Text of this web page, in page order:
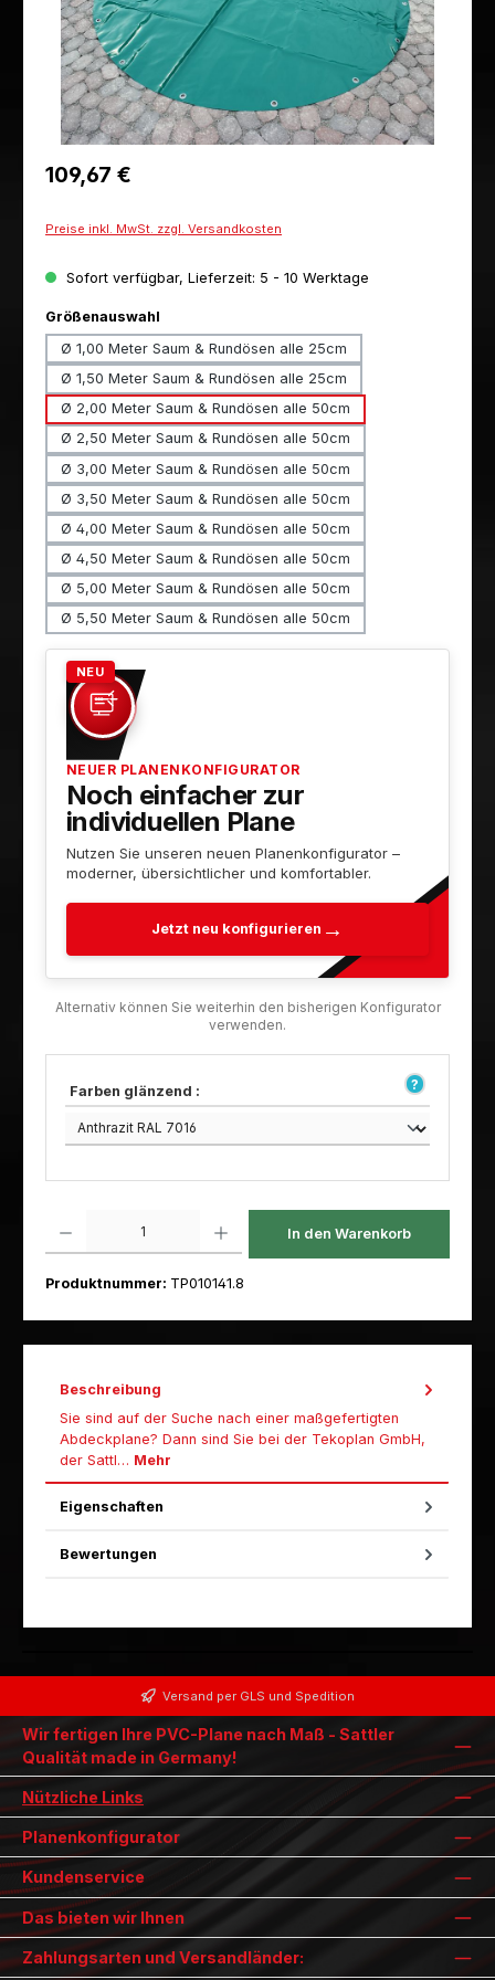
Regulärer Preis:
109,67 €
Preise inkl. MwSt. zzgl. Versandkosten
Sofort verfügbar, Lieferzeit: 5 - 10 Werktage
Größenauswahl
Ø 1,00 Meter Saum & Rundösen alle 25cm
Ø 1,50 Meter Saum & Rundösen alle 25cm
Ø 2,00 Meter Saum & Rundösen alle 50cm
Ø 2,50 Meter Saum & Rundösen alle 50cm
Ø 3,00 Meter Saum & Rundösen alle 50cm
Ø 3,50 Meter Saum & Rundösen alle 50cm
Ø 4,00 Meter Saum & Rundösen alle 50cm
Ø 4,50 Meter Saum & Rundösen alle 50cm
Ø 5,00 Meter Saum & Rundösen alle 50cm
Ø 5,50 Meter Saum & Rundösen alle 50cm
NEU
NEUER PLANENKONFIGURATOR
Noch einfacher zur
individuellen Plane
Nutzen Sie unseren neuen Planenkonfigurator –
moderner, übersichtlicher und komfortabler.
Jetzt neu konfigurieren
Farben glänzend :
In den Warenkorb
Produktnummer: TP010141.8
Beschreibung
Sie sind auf der Suche nach einer maßgefertigten
Abdeckplane? Dann sind Sie bei der Tekoplan GmbH,
der Sattl… Mehr
Eigenschaften
Bewertungen
Versand per GLS und Spedition
Wir fertigen Ihre PVC-Plane nach Maß - Sattler
Qualität made in Germany!
Nützliche Links
Planenkonfigurator
Kundenservice
Das bieten wir Ihnen
Zahlungsarten und Versandländer: